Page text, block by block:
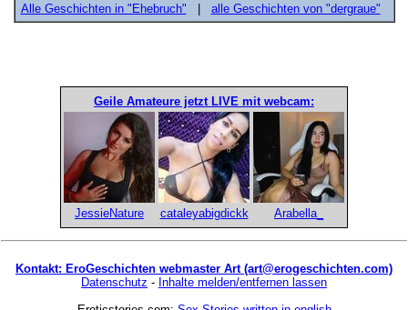
Alle Geschichten in "Ehebruch" | alle Geschichten von "dergraue"
Geile Amateure jetzt LIVE mit webcam:
JessieNature cataleyabigdickk Arabella_
Kontakt: EroGeschichten webmaster Art (art@erogeschichten.com)
Datenschutz - Inhalte melden/entfernen lassen